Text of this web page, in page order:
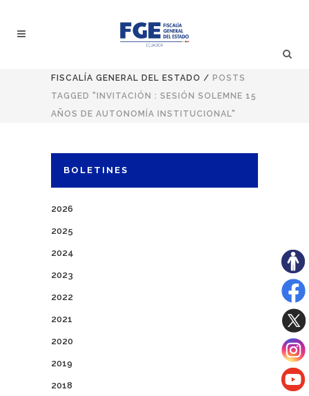
FISCALÍA GENERAL DEL ESTADO / POSTS
TAGGED "INVITACIÓN : SESIÓN SOLEMNE 15
AÑOS DE AUTONOMÍA INSTITUCIONAL"
BOLETINES
2026
2025
2024
2023
2022
2021
2020
2019
2018